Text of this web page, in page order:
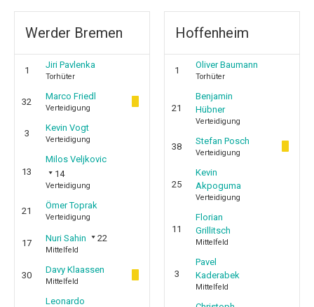
Werder Bremen
1
Jiri Pavlenka
Torhüter
32
Marco Friedl
Verteidigung
3
Kevin Vogt
Verteidigung
13
Milos Veljkovic
14
Verteidigung
21
Ömer Toprak
Verteidigung
17 Nuri Sahin 22
Mittelfeld
30
Davy Klaassen
Mittelfeld
Leonardo
Hoffenheim
1
Oliver Baumann
Torhüter
21
Benjamin
Hübner
Verteidigung
38
Stefan Posch
Verteidigung
25
Kevin
Akpoguma
Verteidigung
11
Florian
Grillitsch
Mittelfeld
3
Pavel
Kaderabek
Mittelfeld